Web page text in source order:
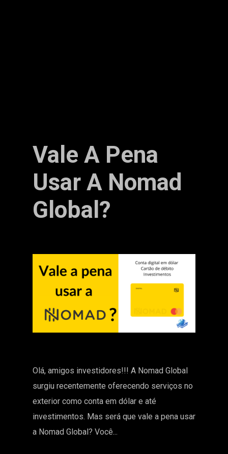
Vale A Pena
Usar A Nomad
Global?
Olá, amigos investidores!!! A Nomad Global
surgiu recentemente oferecendo serviços no
exterior como conta em dólar e até
investimentos. Mas será que vale a pena usar
a Nomad Global? Você...